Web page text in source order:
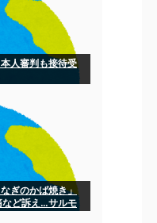
人審判も接待受
ぎのかば焼き」
ど訴え…サルモ